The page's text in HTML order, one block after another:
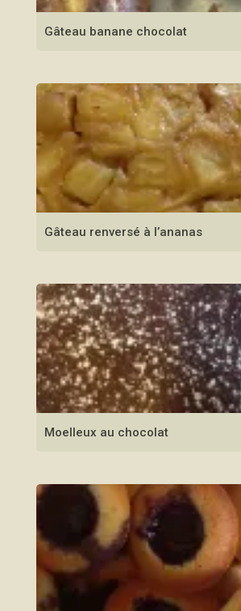
Gâteau banane chocolat
Gâteau renversé à l’ananas
Moelleux au chocolat